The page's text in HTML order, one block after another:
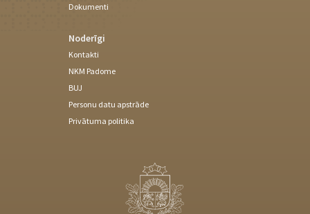
Dokumenti
Noderīgi
Kontakti
NKM Padome
BUJ
Personu datu apstrāde
Privātuma politika